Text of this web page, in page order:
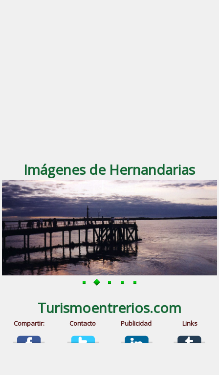
Imágenes de Hernandarias
Turismoentrerios.com
Compartir: Contacto Publicidad Links